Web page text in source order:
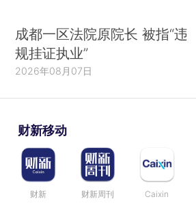
成都一区法院原院长 被指“违
规挂证执业”
2026年08月07日
财新移动
财新 财新周刊 Caixin